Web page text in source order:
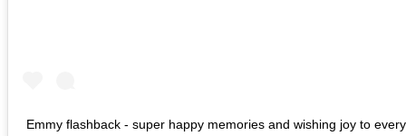
Emmy flashback - super happy memories and wishing joy to